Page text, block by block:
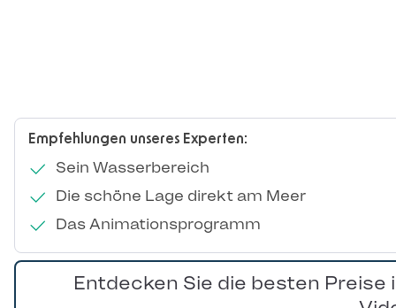
Empfehlungen unseres Experten:
Sein Wasserbereich
Die schöne Lage direkt am Meer
Das Animationsprogramm
Entdecken Sie die besten Preise